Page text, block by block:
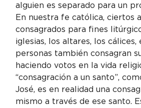
alguien es separado para un
En nuestra fe católica, ciertos
consagrados para fines
iglesias, los altares, los cálices,
personas también consagran
haciendo votos en la vida
“consagración a un santo”,
José, es en realidad una
mismo a través de ese santo.